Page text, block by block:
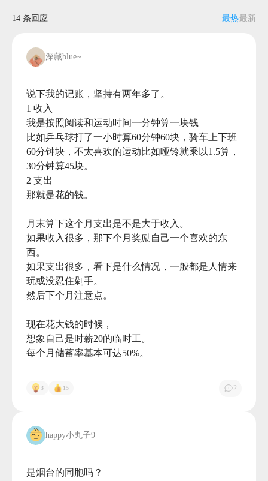
14 条回应 最热最新
深藏blue~
说下我的记账，坚持有两年多了。
1 收入
我是按照阅读和运动时间一分钟算一块钱
比如乒乓球打了一小时算60分钟60块，骑车上下班
60分钟块，不太喜欢的运动比如哑铃就乘以1.5算，
30分钟算45块。
2 支出
那就是花的钱。
月末算下这个月支出是不是大于收入。
如果收入很多，那下个月奖励自己一个喜欢的东
西。
如果支出很多，看下是什么情况，一般都是人情来
玩或没忍住剁手。
然后下个月注意点。
现在花大钱的时候，
想象自己是时薪20的临时工。
每个月储蓄率基本可达50%。
3 15 2
happy小丸子9
是烟台的同胞吗？